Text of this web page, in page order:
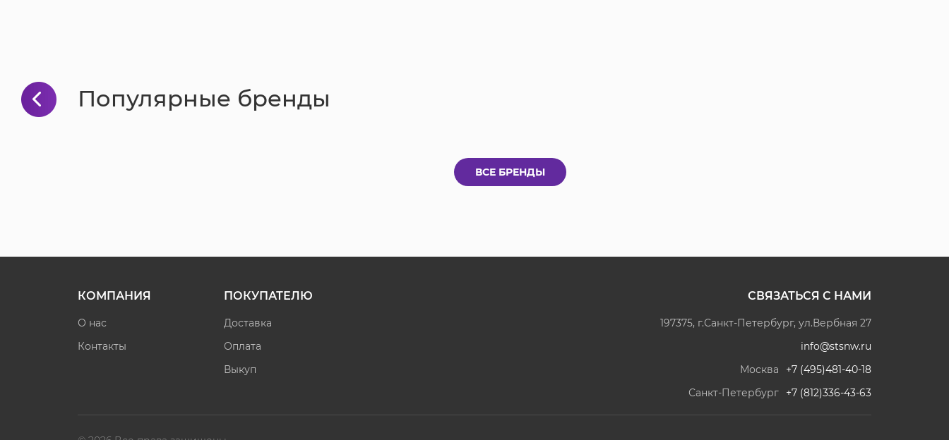
Популярные бренды
ВСЕ БРЕНДЫ
КОМПАНИЯ
О нас
Контакты
ПОКУПАТЕЛЮ
Доставка
Оплата
Выкуп
СВЯЗАТЬСЯ С НАМИ
197375, г.Санкт-Петербург, ул.Вербная 27
info@stsnw.ru
Москва
+7 (495)481-40-18
Санкт-Петербург
+7 (812)336-43-63